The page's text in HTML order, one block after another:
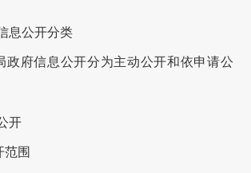
息公开分类
政府信息公开分为主动公开和依申请公
开
范围